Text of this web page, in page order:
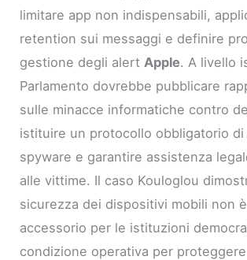
limitare app non indispensabili,
retention sui messaggi e definire
gestione degli alert Apple. A livello
Parlamento dovrebbe pubblicare
sulle minacce informatiche contro
istituire un protocollo obbligatorio di
spyware e garantire assistenza
alle vittime. Il caso Kouloglou
sicurezza dei dispositivi mobili non
accessorio per le istituzioni
condizione operativa per proteggere